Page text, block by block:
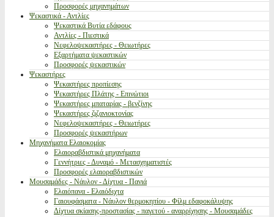
Προσφορές μηχανημάτων
Ψεκαστικά - Αντλίες
Ψεκαστικά Βυτία εδάφους
Αντλίες - Πιεστικά
Νεφελοψεκαστήρες - Θειωτήρες
Εξαρτήματα ψεκαστικών
Προσφορές ψεκαστικών
Ψεκαστήρες
Ψεκαστήρες προπίεσης
Ψεκαστήρες Πλάτης - Επινώτιοι
Ψεκαστήρες μπαταρίας - βενζίνης
Ψεκαστήρες ζιζανιοκτονίας
Νεφελοψεκαστήρες - Θειωτήρες
Προσφορές ψεκαστήρων
Μηχανήματα Ελαιοκομίας
Ελαιοραβδιστικά μηχανήματα
Γεννήτριες - Δυναμό - Μετασχηματιστές
Προσφορές ελαιοραβδιστικών
Μουσαμάδες - Νάυλον - Δίχτυα - Πανιά
Ελαιόπανα - Ελαιόδιχτα
Γαιουφάσματα - Νάυλον θερμοκηπίου - Φίλμ εδαφοκάλυψης
Δίχτυα σκίασης-προστασίας - παγετού - αναρρίχησης - Μουσαμάδες